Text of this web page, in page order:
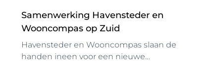
Samenwerking Havensteder en
Wooncompas op Zuid
Havensteder en Wooncompas slaan de
handen ineen voor een nieuwe